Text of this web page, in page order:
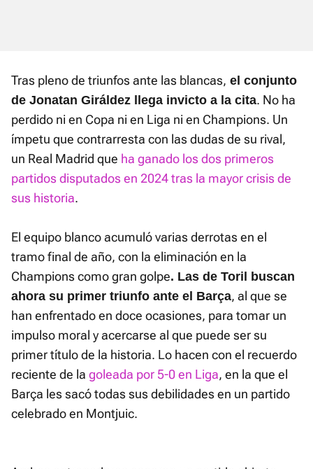
Tras pleno de triunfos ante las blancas, el conjunto
de Jonatan Giráldez llega invicto a la cita. No ha
perdido ni en Copa ni en Liga ni en Champions. Un
ímpetu que contrarresta con las dudas de su rival,
un Real Madrid que ha ganado los dos primeros
partidos disputados en 2024 tras la mayor crisis de
sus historia.
El equipo blanco acumuló varias derrotas en el
tramo final de año, con la eliminación en la
Champions como gran golpe. Las de Toril buscan
ahora su primer triunfo ante el Barça, al que se
han enfrentado en doce ocasiones, para tomar un
impulso moral y acercarse al que puede ser su
primer título de la historia. Lo hacen con el recuerdo
reciente de la goleada por 5-0 en Liga, en la que el
Barça les sacó todas sus debilidades en un partido
celebrado en Montjuic.